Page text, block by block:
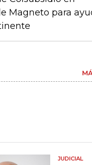
Magneto para
JUDICIAL